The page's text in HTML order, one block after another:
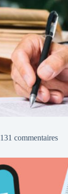
131 commentaires